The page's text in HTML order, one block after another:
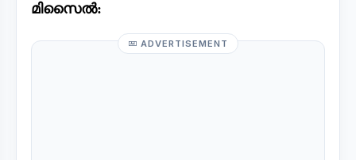
മിസൈൽ:
ADVERTISEMENT